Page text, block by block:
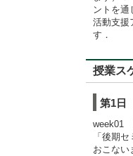
ントを通
活動支援
す．
授業ス
第1日
week01
「後期
おこない